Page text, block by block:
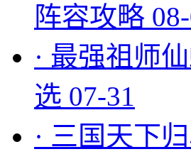
阵容攻略
· 最强祖师
选 07-31
· 三国天下